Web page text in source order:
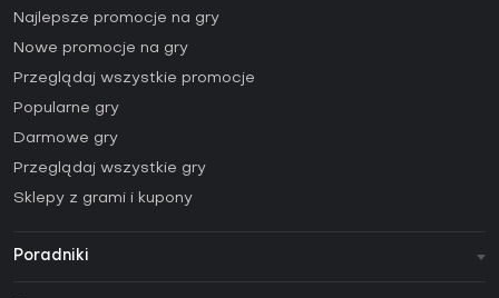
Najlepsze promocje na gry
Nowe promocje na gry
Przeglądaj wszystkie promocje
Popularne gry
Darmowe gry
Przeglądaj wszystkie gry
Sklepy z grami i kupony
Poradniki